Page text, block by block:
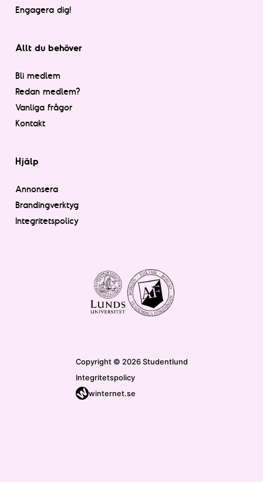
Engagera dig!
Allt du behöver
Bli medlem
Redan medlem?
Vanliga frågor
Kontakt
Hjälp
Annonsera
Brandingverktyg
Integritetspolicy
Copyright © 2026 Studentlund
Integritetspolicy
winternet.se